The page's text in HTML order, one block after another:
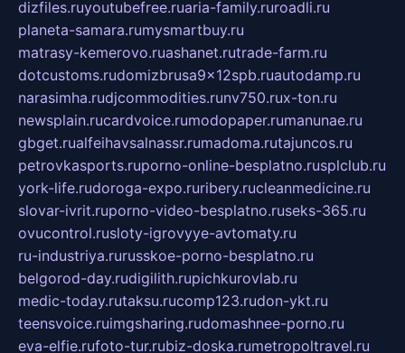
dizfiles.ruyoutubefree.ruaria-family.ruroadli.ru
planeta-samara.rumysmartbuy.ru
matrasy-kemerovo.ruashanet.rutrade-farm.ru
dotcustoms.rudomizbrusa9x12spb.ruautodamp.ru
narasimha.rudjcommodities.runv750.rux-ton.ru
newsplain.rucardvoice.rumodopaper.rumanunae.ru
gbget.rualfeihavsalnassr.rumadoma.rutajuncos.ru
petrovkasports.ruporno-online-besplatno.rusplclub.ru
york-life.rudoroga-expo.ruribery.rucleanmedicine.ru
slovar-ivrit.ruporno-video-besplatno.ruseks-365.ru
ovucontrol.rusloty-igrovyye-avtomaty.ru
ru-industriya.rurusskoe-porno-besplatno.ru
belgorod-day.rudigilith.rupichkurovlab.ru
medic-today.rutaksu.rucomp123.rudon-ykt.ru
teensvoice.ruimgsharing.rudomashnee-porno.ru
eva-elfie.rufoto-tur.rubiz-doska.rumetropoltravel.ru